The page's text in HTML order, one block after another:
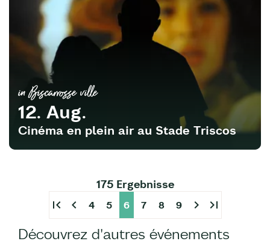
in Biscarrosse ville
12. Aug.
Cinéma en plein air au Stade Triscos
175 Ergebnisse
first_page chevron_left 4 5 6 7 8 9 chevron_right last_page
Découvrez d'autres événements